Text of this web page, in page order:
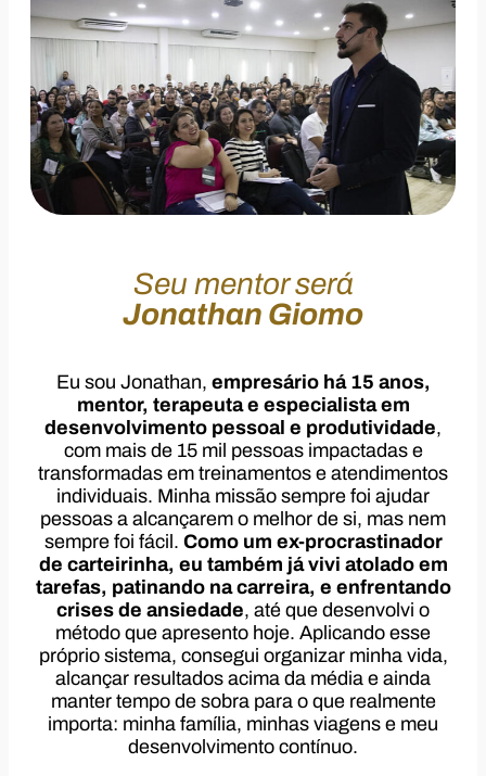
Seu mentor será
Jonathan Giomo
Eu sou Jonathan, empresário há 15 anos,
mentor, terapeuta e especialista em
desenvolvimento pessoal e produtividade,
com mais de 15 mil pessoas impactadas e
transformadas em treinamentos e atendimentos
individuais. Minha missão sempre foi ajudar
pessoas a alcançarem o melhor de si, mas nem
sempre foi fácil. Como um ex-procrastinador
de carteirinha, eu também já vivi atolado em
tarefas, patinando na carreira, e enfrentando
crises de ansiedade, até que desenvolvi o
método que apresento hoje. Aplicando esse
próprio sistema, consegui organizar minha vida,
alcançar resultados acima da média e ainda
manter tempo de sobra para o que realmente
importa: minha família, minhas viagens e meu
desenvolvimento contínuo.